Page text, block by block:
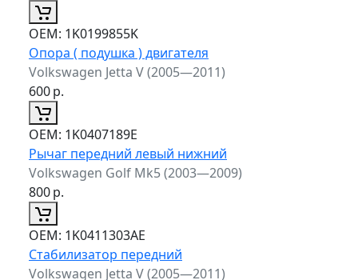
ОЕМ: 1K0199855K
Опора ( подушка ) двигателя
Volkswagen Jetta V (2005—2011)
600р.
ОЕМ: 1K0407189E
Рычаг передний левый нижний
Volkswagen Golf Mk5 (2003—2009)
800р.
ОЕМ: 1K0411303AE
Стабилизатор передний
Volkswagen Jetta V (2005—2011)